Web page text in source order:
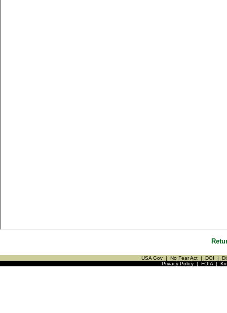
USA Gov | No Fear Act | DOI |
Privacy Policy| FOIA|